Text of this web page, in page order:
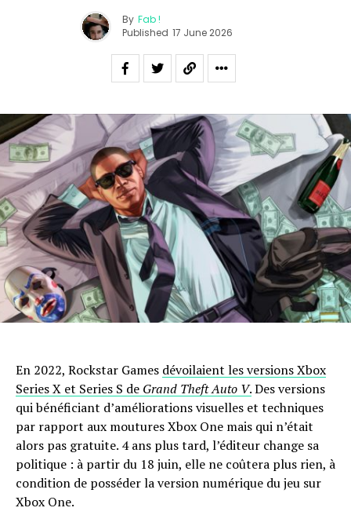
By Fab !
Published 17 June 2026
En 2022, Rockstar Games dévoilaient les versions Xbox
Series X et Series S de Grand Theft Auto V.Des versions
qui bénéficiant d’améliorations visuelles et techniques
par rapport aux moutures Xbox One mais qui n’était
alors pas gratuite. 4 ans plus tard, l’éditeur change sa
politique : à partir du 18 juin, elle ne coûtera plus rien, à
condition de posséder la version numérique du jeu sur
Xbox One.